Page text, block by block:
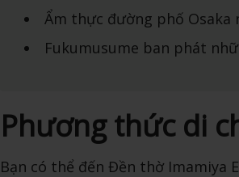
Ẩm thực đường phố Osaka
Fukumusume ban phát
Phương thức di
Bạn có thể đến Đền thờ Imamiya